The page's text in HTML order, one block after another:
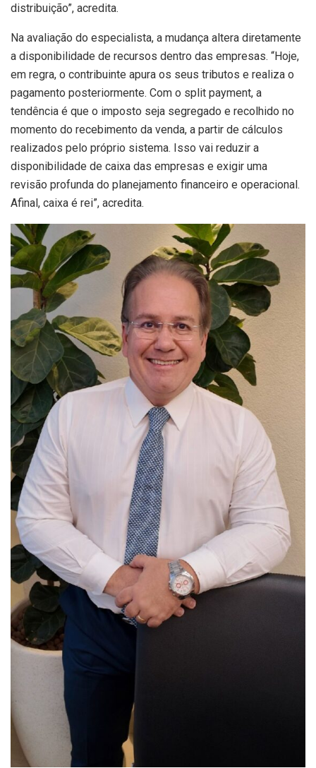
distribuição”, acredita.
Na avaliação do especialista, a mudança altera diretamente
a disponibilidade de recursos dentro das empresas. “Hoje,
em regra, o contribuinte apura os seus tributos e realiza o
pagamento posteriormente. Com o split payment, a
tendência é que o imposto seja segregado e recolhido no
momento do recebimento da venda, a partir de cálculos
realizados pelo próprio sistema. Isso vai reduzir a
disponibilidade de caixa das empresas e exigir uma
revisão profunda do planejamento financeiro e operacional.
Afinal, caixa é rei”, acredita.